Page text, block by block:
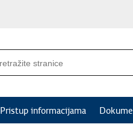
Pristup informacijama